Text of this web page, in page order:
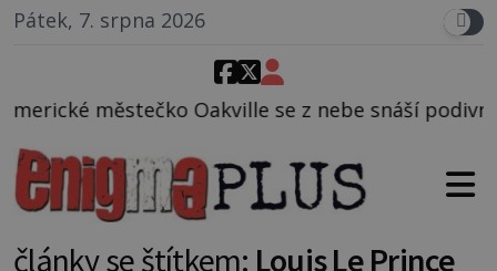
Pátek, 7. srpna 2026
Oakville se z nebe snáší podivná rosolovitá
články se štítkem: Louis Le Prince